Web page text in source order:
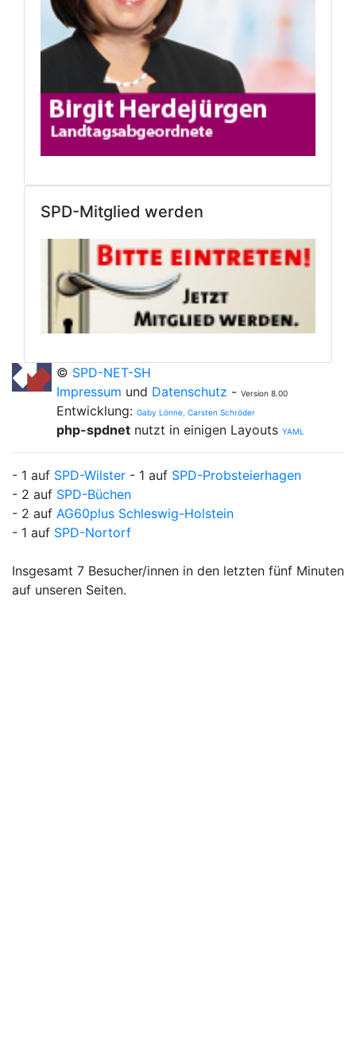
SPD-Mitglied werden
© SPD-NET-SH
Impressum und Datenschutz - Version 8.00
Entwicklung: Gaby Lönne, Carsten Schröder
php-spdnet nutzt in einigen Layouts YAML
- 1 auf SPD-Wilster - 1 auf SPD-Probsteierhagen
- 2 auf SPD-Büchen
- 2 auf AG60plus Schleswig-Holstein
- 1 auf SPD-Nortorf
Insgesamt 7 Besucher/innen in den letzten fünf Minuten
auf unseren Seiten.